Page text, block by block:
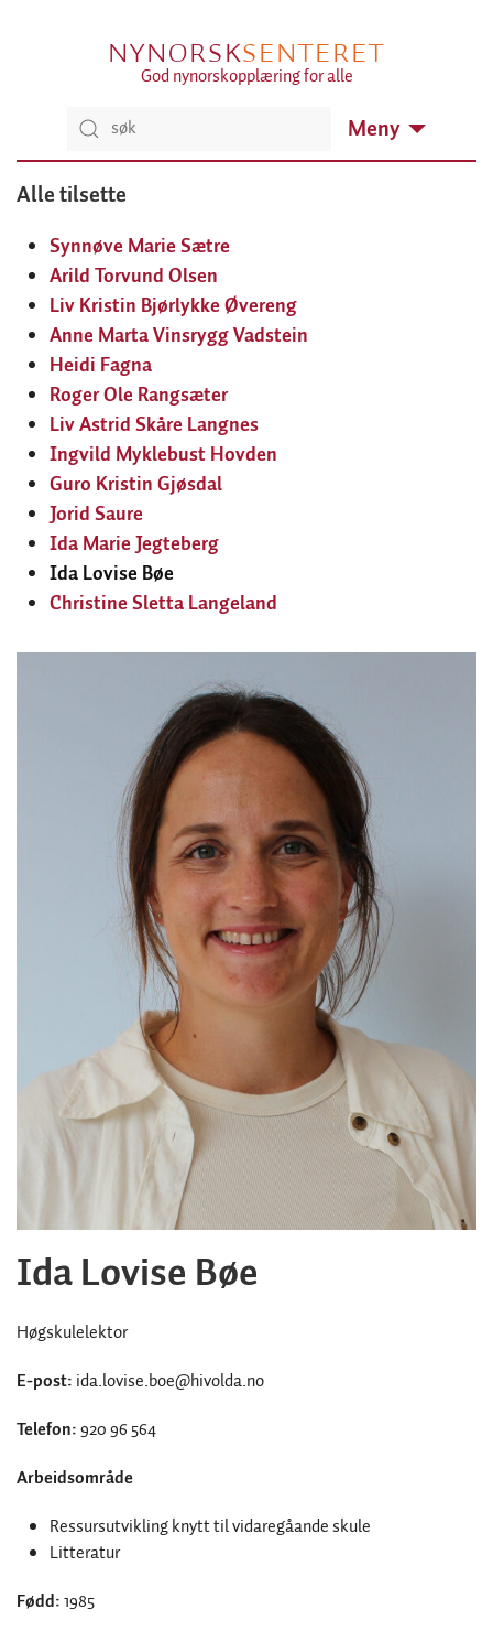
NYNORSKSENTERET
God nynorskopplæring for alle
Meny
Alle tilsette
Synnøve Marie Sætre
Arild Torvund Olsen
Liv Kristin Bjørlykke Øvereng
Anne Marta Vinsrygg Vadstein
Heidi Fagna
Roger Ole Rangsæter
Liv Astrid Skåre Langnes
Ingvild Myklebust Hovden
Guro Kristin Gjøsdal
Jorid Saure
Ida Marie Jegteberg
Ida Lovise Bøe
Christine Sletta Langeland
Ida Lovise Bøe
Høgskulelektor
E-post: ida.lovise.boe@hivolda.no
Telefon:920 96 564
Arbeidsområde
Ressursutvikling knytt til vidaregåande skule
Litteratur
Fødd:1985